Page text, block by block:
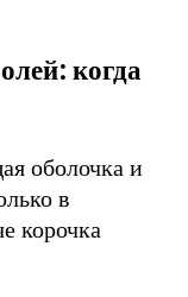
когда
оболочка и
в
корочка